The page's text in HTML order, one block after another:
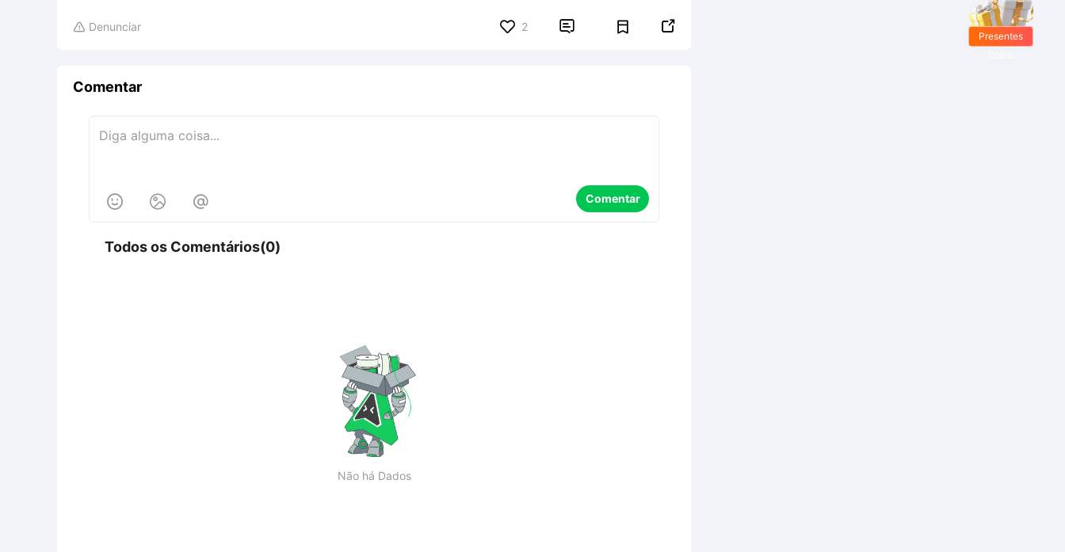
 Denunciar 2  
Comentar
   Comentar
Todos os Comentários(0)
Não há Dados
Presentes